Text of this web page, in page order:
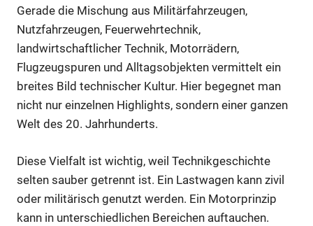
Gerade die Mischung aus Militärfahrzeugen,
Nutzfahrzeugen, Feuerwehrtechnik,
landwirtschaftlicher Technik, Motorrädern,
Flugzeugspuren und Alltagsobjekten vermittelt ein
breites Bild technischer Kultur. Hier begegnet man
nicht nur einzelnen Highlights, sondern einer ganzen
Welt des 20. Jahrhunderts.
Diese Vielfalt ist wichtig, weil Technikgeschichte
selten sauber getrennt ist. Ein Lastwagen kann zivil
oder militärisch genutzt werden. Ein Motorprinzip
kann in unterschiedlichen Bereichen auftauchen.